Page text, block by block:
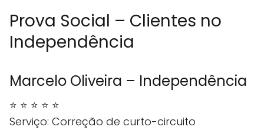
Prova Social – Clientes no
Independência
Marcelo Oliveira – Independência
⭐ ⭐ ⭐ ⭐ ⭐
Serviço: Correção de curto-circuito